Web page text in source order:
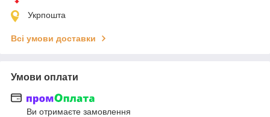
Укрпошта
Всі умови доставки
Умови оплати
Ви отримаєте замовлення